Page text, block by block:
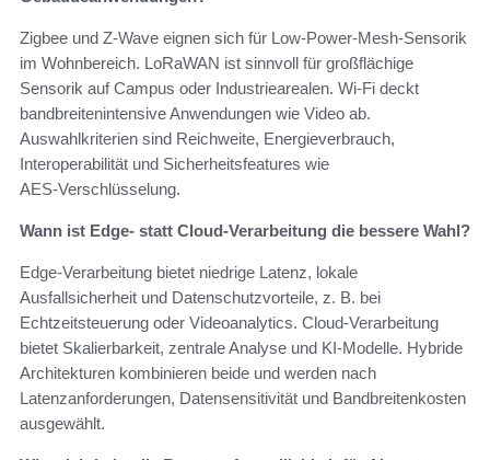
Zigbee und Z‑Wave eignen sich für Low‑Power‑Mesh‑Sensorik
im Wohnbereich. LoRaWAN ist sinnvoll für großflächige
Sensorik auf Campus oder Industriearealen. Wi‑Fi deckt
bandbreitenintensive Anwendungen wie Video ab.
Auswahlkriterien sind Reichweite, Energieverbrauch,
Interoperabilität und Sicherheitsfeatures wie
AES‑Verschlüsselung.
Wann ist Edge‑ statt Cloud‑Verarbeitung die bessere Wahl?
Edge‑Verarbeitung bietet niedrige Latenz, lokale
Ausfallsicherheit und Datenschutzvorteile, z. B. bei
Echtzeitsteuerung oder Videoanalytics. Cloud‑Verarbeitung
bietet Skalierbarkeit, zentrale Analyse und KI‑Modelle. Hybride
Architekturen kombinieren beide und werden nach
Latenzanforderungen, Datensensitivität und Bandbreitenkosten
ausgewählt.